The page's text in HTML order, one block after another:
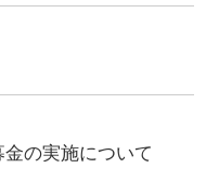
の実施について